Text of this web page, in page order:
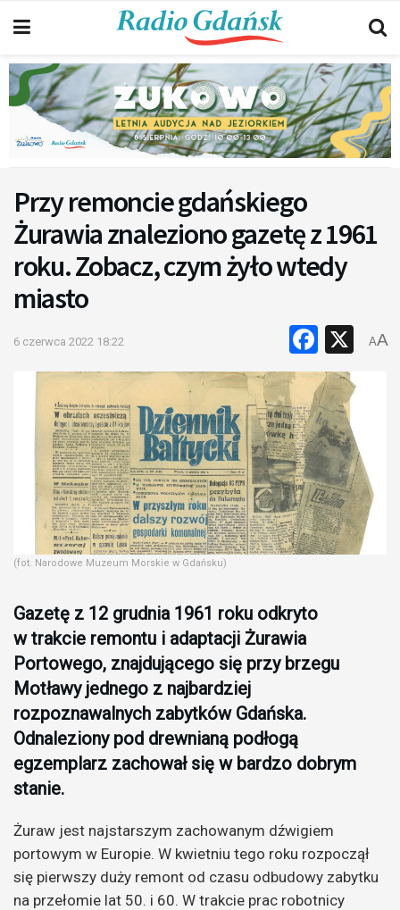
Przy remoncie gdańskiego
Żurawia znaleziono gazetę z 1961
roku. Zobacz, czym żyło wtedy
miasto
6 czerwca 2022 18:22 X
AA
(fot. Narodowe Muzeum Morskie w Gdańsku)
Gazetę z 12 grudnia 1961 roku odkryto
w trakcie remontu i adaptacji Żurawia
Portowego, znajdującego się przy brzegu
Motławy jednego z najbardziej
rozpoznawalnych zabytków Gdańska.
Odnaleziony pod drewnianą podłogą
egzemplarz zachował się w bardzo dobrym
stanie.
Żuraw jest najstarszym zachowanym dźwigiem
portowym w Europie. W kwietniu tego roku rozpoczął
się pierwszy duży remont od czasu odbudowy zabytku
na przełomie lat 50. i 60. W trakcie prac robotnicy